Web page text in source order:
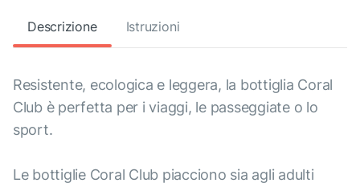
Descrizione Istruzioni
Resistente, ecologica e leggera, la bottiglia Coral
Club è perfetta per i viaggi, le passeggiate o lo
sport.
Le bottiglie Coral Club piacciono sia agli adulti